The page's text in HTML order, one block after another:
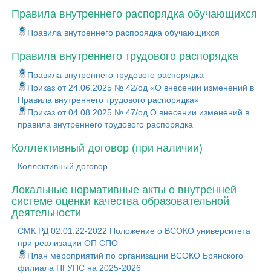
Правила внутреннего распорядка обучающихся
Правила внутреннего распорядка обучающихся
Правила внутреннего трудового распорядка
Правила внутреннего трудового распорядка
Приказ от 24.06.2025 № 42/од «О внесении изменений в
Правила внутреннего трудового распорядка»
Приказ от 04.08.2025 № 47/од О внесении изменений в
правила внутреннего трудового распорядка
Коллективный договор (при наличии)
Коллективный договор
Локальные нормативные акты о внутренней
системе оценки качества образовательной
деятельности
СМК РД 02.01.22-2022 Положение о ВСОКО университета
при реализации ОП СПО
План мероприятий по организации ВСОКО Брянского
филиала ПГУПС на 2025-2026